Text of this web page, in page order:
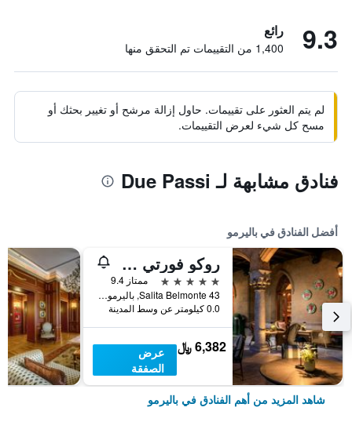
9.3 رائع
1,400 من التقييمات تم التحقق منها
لم يتم العثور على تقييمات. حاول إزالة مرشح أو تغيير بحثك أو
مسح كل شيء لعرض التقييمات.
فنادق مشابهة لـ Due Passi
أفضل الفنادق في باليرمو
روكو فورتي فيلا إجيا
5 نجوم
ممتاز 9.4
Salita Belmonte 43, باليرمو, صقلية, إيطاليا
0.0 كيلومتر عن وسط المدينة
6,382 ﷼
عرض
الصفقة
شاهد المزيد من أهم الفنادق في باليرمو